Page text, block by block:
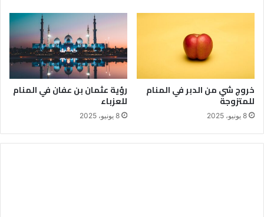
خروج شي من الدبر في المنام
للمتزوجة
8 يونيو، 2025
رؤية عثمان بن عفان في المنام
للعزباء
8 يونيو، 2025